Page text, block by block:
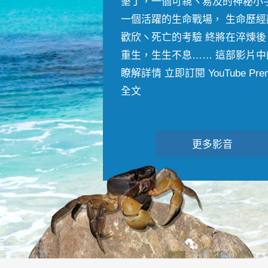
一個活躍的生命戰場， 生命歷
歡欣ヽ死亡的考驗 終將在淬煉
重生，生生不息…… 這部影片中
瞭解詳情 立即訂閱 YouTube
全文
更多影音